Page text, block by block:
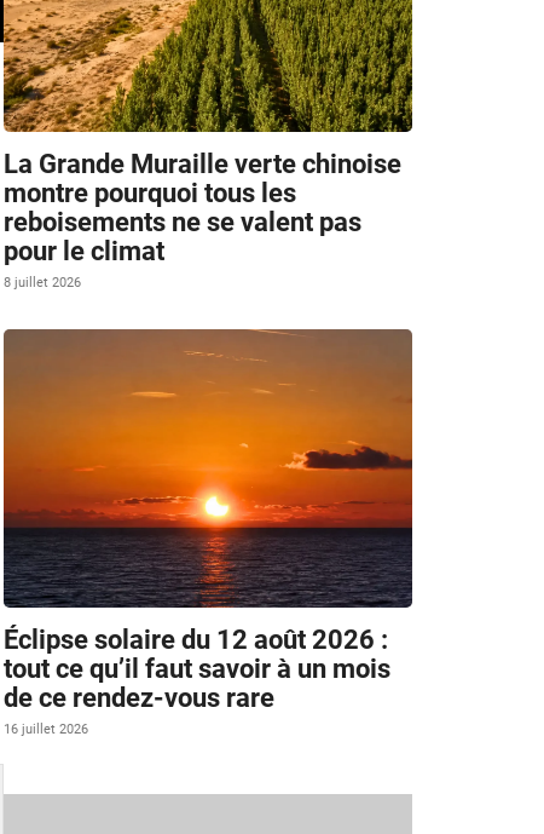
La Grande Muraille verte chinoise
montre pourquoi tous les
reboisements ne se valent pas
pour le climat
8 juillet 2026
Éclipse solaire du 12 août 2026 :
tout ce qu’il faut savoir à un mois
de ce rendez-vous rare
16 juillet 2026